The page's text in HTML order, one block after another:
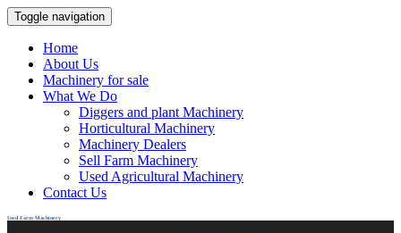
Toggle navigation
Home
About Us
Machinery for sale
What We Do
Diggers and plant Machinery
Horticultural Machinery
Machinery Dealers
Sell Farm Machinery
Used Agricultural Machinery
Contact Us
Used Farm Machinery